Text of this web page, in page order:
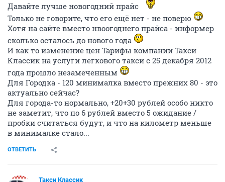
Давайте лучше новогодний прайс
Только не говорите, что его ещё нет - не поверю
Хотя на сайте вместо нвоогоднего прайса - информер
сколько осталось до нового года
И как то изменение цен Тарифы компании Такси
Классик на услуги легкового такси с 25 декабря 2012
года прошло незамеченным
Для Городка - 120 минималка вместо прежних 80 - это
актуально сейчас?
Для города-то нормально, +20+30 рублей особо никто
не заметит, что по 6 рублей вместо 5 ожидание /
пробки считаться будут, и что на километр меньше
в минималке стало...
ОТВЕТИТЬ
Такси Классик